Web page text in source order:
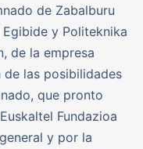
de Zabalburu
y Politeknika
de la empresa
de las posibilidades
que pronto
Fundazioa
y por la